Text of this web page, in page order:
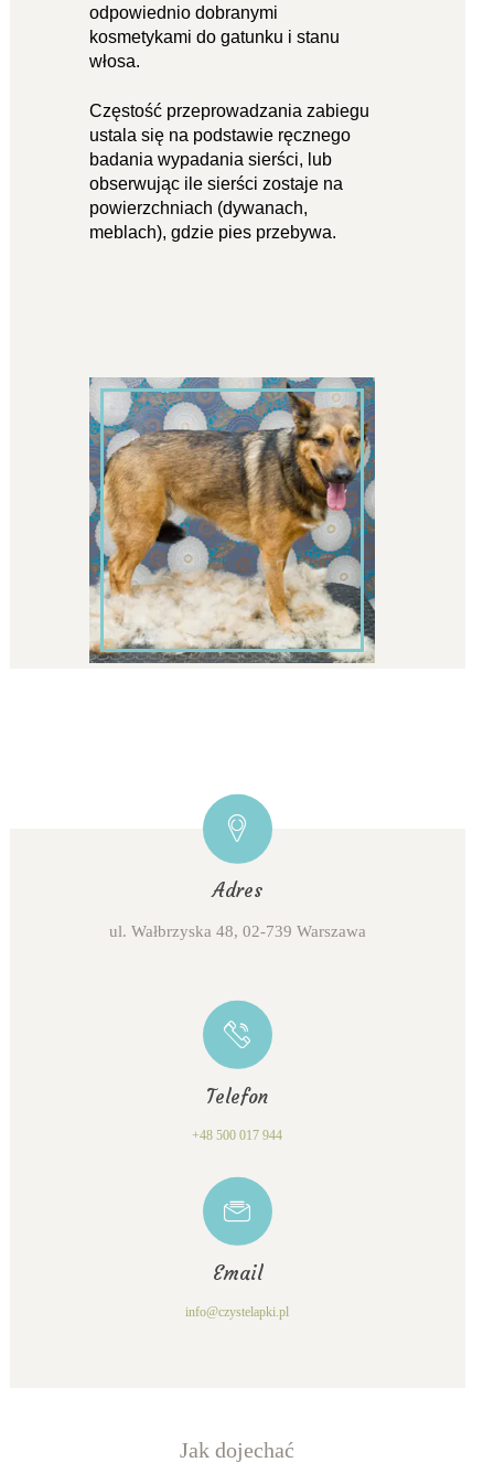
odpowiednio dobranymi
kosmetykami do gatunku i stanu
włosa.
Częstość przeprowadzania zabiegu
ustala się na podstawie ręcznego
badania wypadania sierści, lub
obserwując ile sierści zostaje na
powierzchniach (dywanach,
meblach), gdzie pies przebywa.
Adres
ul. Wałbrzyska 48, 02-739 Warszawa
Telefon
+48 500 017 944
Email
info@czystelapki.pl
Jak dojechać